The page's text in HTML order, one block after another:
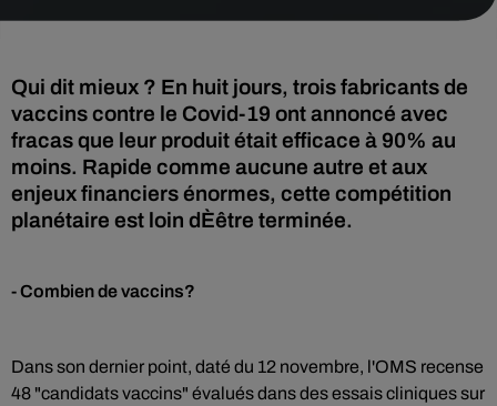
Qui dit mieux ? En huit jours, trois fabricants de
vaccins contre le Covid-19 ont annoncé avec
fracas que leur produit était efficace à 90% au
moins. Rapide comme aucune autre et aux
enjeux financiers énormes, cette compétition
planétaire est loin dÈêtre terminée.
- Combien de vaccins?
Dans son dernier point, daté du 12 novembre, l'OMS recense
48 "candidats vaccins" évalués dans des essais cliniques sur